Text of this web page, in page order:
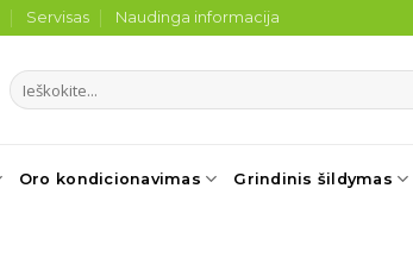
Servisas Naudinga informacija
Ieškoti:
Oro kondicionavimas Grindinis šildymas